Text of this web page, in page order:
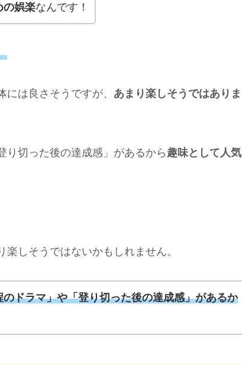
の娯楽なんです！
は良さそうですが、 あまり楽しそうではありま
り切った後の達成感」があるから 趣味として人気
しそうではないかもしれません。
ドラマ」や「登り切った後の達成感」があるか